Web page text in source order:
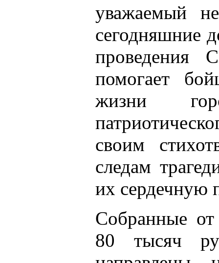
уважаемый
сегодняшние
проведения
помогает
жизни
своим
следам
их сердечную
Собранные от
80 тысяч